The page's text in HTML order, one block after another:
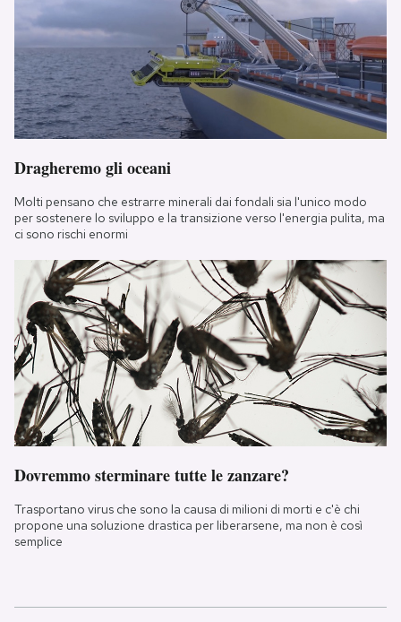
Dragheremo gli oceani
Molti pensano che estrarre minerali dai fondali sia l'unico modo
per sostenere lo sviluppo e la transizione verso l'energia pulita, ma
ci sono rischi enormi
Dovremmo sterminare tutte le zanzare?
Trasportano virus che sono la causa di milioni di morti e c'è chi
propone una soluzione drastica per liberarsene, ma non è così
semplice